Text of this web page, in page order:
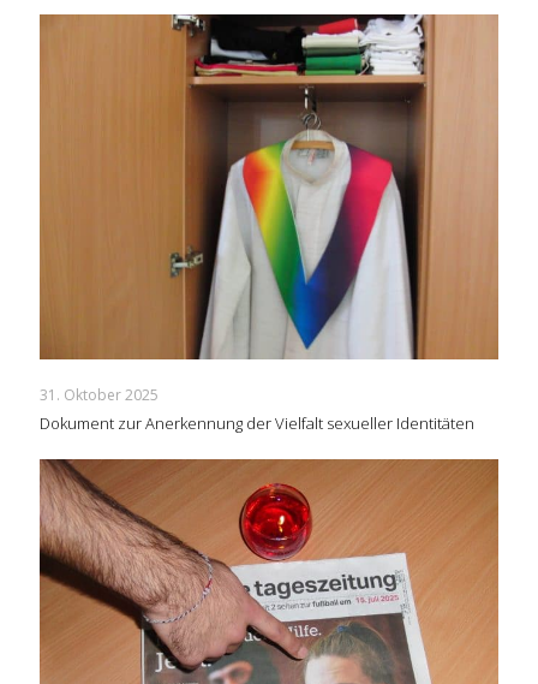
31. Oktober 2025
Dokument zur Anerkennung der Vielfalt sexueller Identitäten